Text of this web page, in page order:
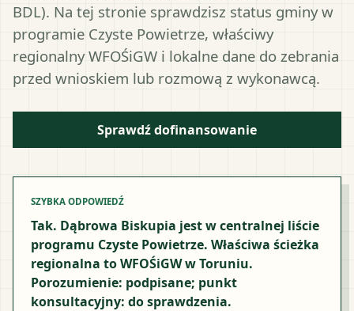
BDL). Na tej stronie sprawdzisz status gminy w
programie Czyste Powietrze, właściwy
regionalny WFOŚiGW i lokalne dane do zebrania
przed wnioskiem lub rozmową z wykonawcą.
Sprawdź dofinansowanie
SZYBKA ODPOWIEDŹ
Tak. Dąbrowa Biskupia jest w centralnej liście
programu Czyste Powietrze. Właściwa ścieżka
regionalna to WFOŚiGW w Toruniu.
Porozumienie: podpisane; punkt
konsultacyjny: do sprawdzenia.